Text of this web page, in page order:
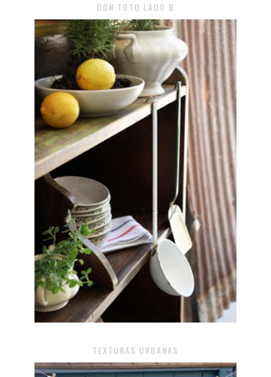
DON TOTO LADO B
TEXTURAS URBANAS